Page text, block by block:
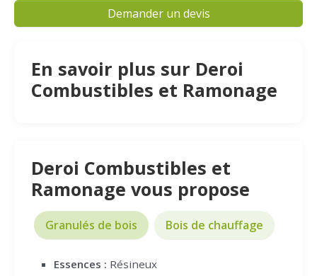
Demander un devis
En savoir plus sur Deroi
Combustibles et Ramonage
Deroi Combustibles et
Ramonage vous propose
Granulés de bois Bois de chauffage
Essences : Résineux